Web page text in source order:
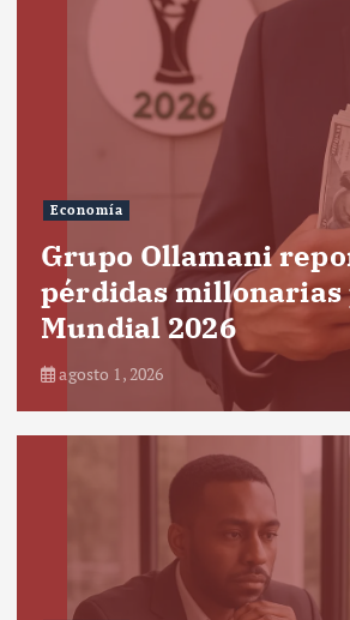
Economía
Grupo Ollamani
pérdidas millonarias
Mundial 2026
agosto 1, 2026